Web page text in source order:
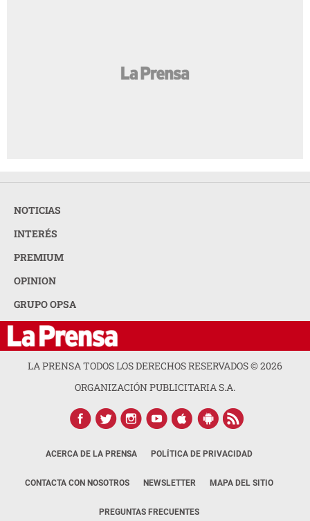
NOTICIAS
INTERÉS
PREMIUM
OPINION
GRUPO OPSA
LA PRENSA TODOS LOS DERECHOS RESERVADOS ©2026
ORGANIZACIÓN PUBLICITARIA S.A.
ACERCA DE LA PRENSA POLÍTICA DE PRIVACIDAD
CONTACTA CON NOSOTROS NEWSLETTER MAPA DEL SITIO
PREGUNTAS FRECUENTES